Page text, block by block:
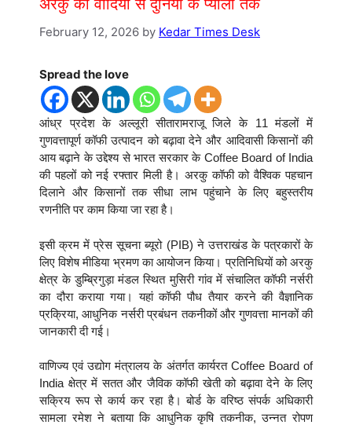
अरकु की वादियों से दुनिया के प्यालों तक
February 12, 2026 by Kedar Times Desk
Spread the love
आंध्र प्रदेश के अल्लूरी सीतारामराजू जिले के 11 मंडलों में
गुणवत्तापूर्ण कॉफी उत्पादन को बढ़ावा देने और आदिवासी किसानों की
आय बढ़ाने के उद्देश्य से भारत सरकार के Coffee Board of India
की पहलों को नई रफ्तार मिली है। अरकु कॉफी को वैश्विक पहचान
दिलाने और किसानों तक सीधा लाभ पहुंचाने के लिए बहुस्तरीय
रणनीति पर काम किया जा रहा है।
इसी क्रम में प्रेस सूचना ब्यूरो (PIB) ने उत्तराखंड के पत्रकारों के
लिए विशेष मीडिया भ्रमण का आयोजन किया। प्रतिनिधियों को अरकु
क्षेत्र के डुम्ब्रिगुड़ा मंडल स्थित मुसिरी गांव में संचालित कॉफी नर्सरी
का दौरा कराया गया। यहां कॉफी पौध तैयार करने की वैज्ञानिक
प्रक्रिया, आधुनिक नर्सरी प्रबंधन तकनीकों और गुणवत्ता मानकों की
जानकारी दी गई।
वाणिज्य एवं उद्योग मंत्रालय के अंतर्गत कार्यरत Coffee Board of
India क्षेत्र में सतत और जैविक कॉफी खेती को बढ़ावा देने के लिए
सक्रिय रूप से कार्य कर रहा है। बोर्ड के वरिष्ठ संपर्क अधिकारी
सामला रमेश ने बताया कि आधुनिक कृषि तकनीक, उन्नत रोपण